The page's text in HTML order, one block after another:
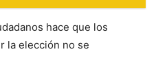
hace que los
la elección no se